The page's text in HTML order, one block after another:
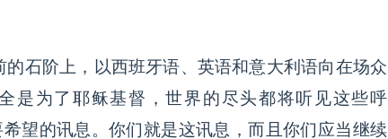
石阶上，以西班牙语、英语和意大利语向在场众
是为了耶稣基督，世界的尽头都将听见这些呼
望的讯息。你们就是这讯息，而且你们应当继续